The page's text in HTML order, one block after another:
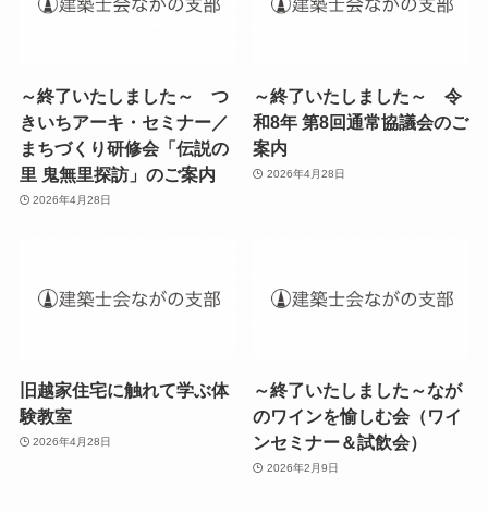
～終了いたしました～ つ
きいちアーキ・セミナー／
まちづくり研修会「伝説の
里 鬼無里探訪」のご案内
2026年4月28日
～終了いたしました～ 令
和8年 第8回通常協議会のご
案内
2026年4月28日
旧越家住宅に触れて学ぶ体
験教室
2026年4月28日
～終了いたしました～なが
のワインを愉しむ会（ワイ
ンセミナー＆試飲会）
2026年2月9日